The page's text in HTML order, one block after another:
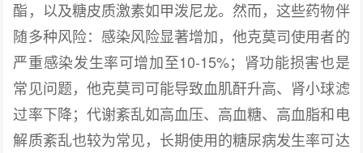
酯，以及糖皮质激素如甲泼尼龙。然而，这些药物伴
随多种风险：感染风险显著增加，他克莫司使用者的
严重感染发生率可增加至10-15%；肾功能损害也是
常见问题，他克莫司可能导致血肌酐升高、肾小球滤
过率下降；代谢紊乱如高血压、高血糖、高血脂和电
解质紊乱也较为常见，长期使用的糖尿病发生率可达